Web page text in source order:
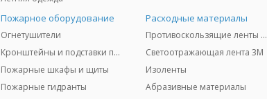
Пожарное оборудование
Огнетушители
Кронштейны и подставки под огнетушители
Пожарные шкафы и щиты
Пожарные гидранты
Расходные материалы
Противоскользящие ленты 3М
Светоотражающая лента 3M
Изоленты
Абразивные материалы